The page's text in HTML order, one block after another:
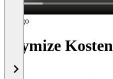
anymize Kosten